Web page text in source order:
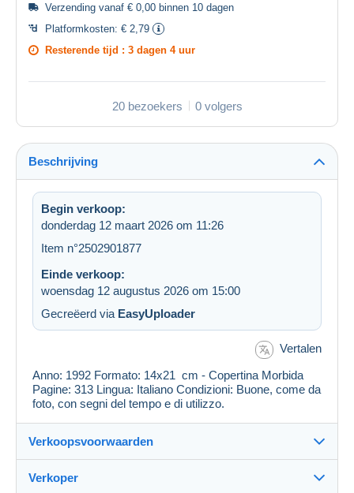
Verzending vanaf € 0,00 binnen 10 dagen
Platformkosten: € 2,79
Resterende tijd : 3 dagen 4 uur
20 bezoekers 0 volgers
Beschrijving
Begin verkoop:
donderdag 12 maart 2026 om 11:26
Item n°2502901877
Einde verkoop:
woensdag 12 augustus 2026 om 15:00
Gecreëerd via EasyUploader
Vertalen
Anno: 1992 Formato: 14x21 cm - Copertina Morbida
Pagine: 313 Lingua: Italiano Condizioni: Buone, come da
foto, con segni del tempo e di utilizzo.
Verkoopsvoorwaarden
Details van de verkoopvoorwaarden
Verkoper